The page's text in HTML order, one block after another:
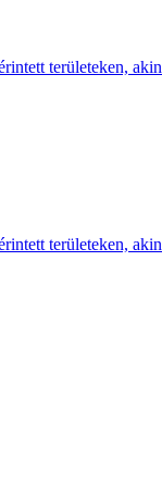
területeken,
területeken,